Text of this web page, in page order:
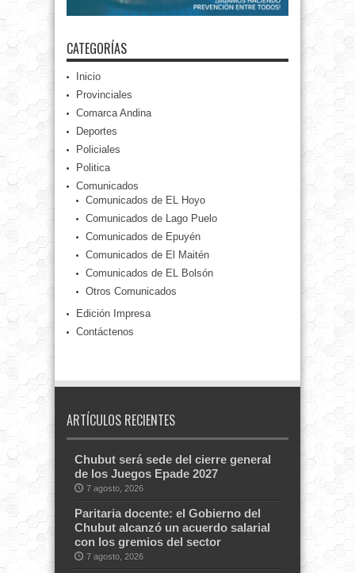
CATEGORÍAS
Inicio
Provinciales
Comarca Andina
Deportes
Policiales
Politica
Comunicados
Comunicados de EL Hoyo
Comunicados de Lago Puelo
Comunicados de Epuyén
Comunicados de El Maitén
Comunicados de EL Bolsón
Otros Comunicados
Edición Impresa
Contáctenos
ARTÍCULOS RECIENTES
Chubut será sede del cierre general
de los Juegos Epade 2027
7 agosto, 2026
Paritaria docente: el Gobierno del
Chubut alcanzó un acuerdo salarial
con los gremios del sector
7 agosto, 2026